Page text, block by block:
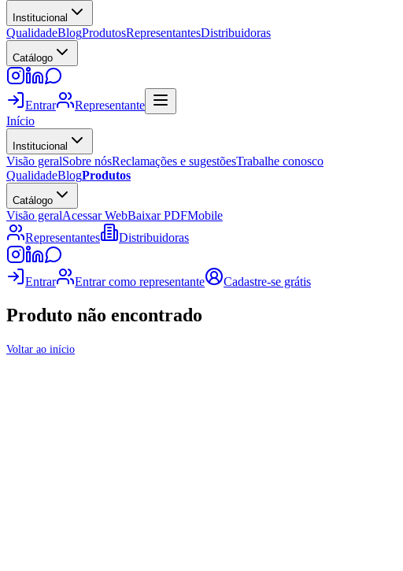
Institucional
QualidadeBlogProdutosRepresentantesDistribuidoras
Catálogo
Entrar
Representante
Início
Institucional
Visão geralSobre nósReclamações e sugestõesTrabalhe conosco
QualidadeBlogProdutos
Catálogo
Visão geralAcessar WebBaixar PDFMobile
Representantes
Distribuidoras
Entrar Entrar como representante Cadastre-se grátis
Produto não encontrado
Voltar ao início